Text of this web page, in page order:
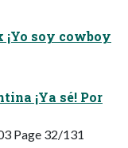
¡Yo soy cowboy
¡Ya sé! Por
Page 32/131